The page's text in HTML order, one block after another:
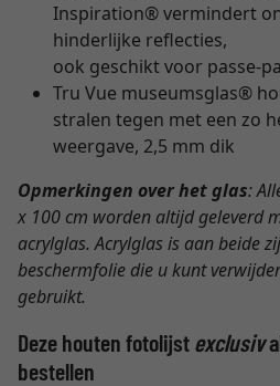
Inspiration® vermindert
hinderlijke reflecties,
ook geschikt voor passe-
Tru Vue museumsglas®
stralen tegen met een zo
weergave, 2,5 mm dik
Opmerkingen over het glas:
x 100 cm worden altijd geleverd
acrylglas. Acrylglas is aan beide
beschermfolie die u kunt
gebruikt.
Deze houten fotolijstexclusiv
bestellen